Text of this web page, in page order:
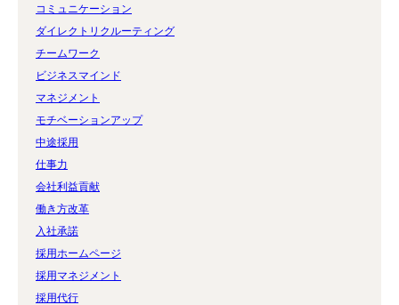
コミュニケーション
ダイレクトリクルーティング
チームワーク
ビジネスマインド
マネジメント
モチベーションアップ
中途採用
仕事力
会社利益貢献
働き方改革
入社承諾
採用ホームページ
採用マネジメント
採用代行